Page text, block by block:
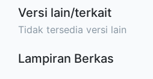
Versi lain/terkait
Tidak tersedia versi lain
Lampiran Berkas